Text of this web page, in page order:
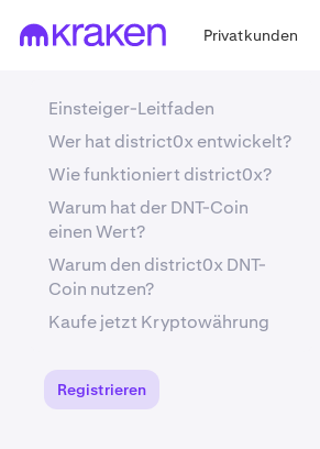
Privatkunden
Einsteiger-Leitfaden
Wer hat district0x entwickelt?
Wie funktioniert district0x?
Warum hat der DNT-Coin
einen Wert?
Warum den district0x DNT-
Coin nutzen?
Kaufe jetzt Kryptowährung
Registrieren